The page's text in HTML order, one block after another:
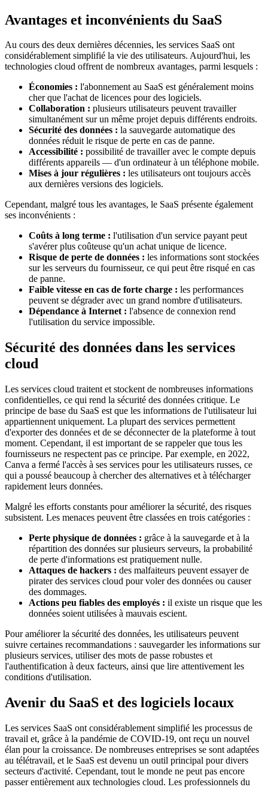
Avantages et inconvénients du SaaS
Au cours des deux dernières décennies, les services SaaS ont
considérablement simplifié la vie des utilisateurs. Aujourd'hui, les
technologies cloud offrent de nombreux avantages, parmi lesquels :
Économies : l'abonnement au SaaS est généralement moins
cher que l'achat de licences pour des logiciels.
Collaboration : plusieurs utilisateurs peuvent travailler
simultanément sur un même projet depuis différents endroits.
Sécurité des données : la sauvegarde automatique des
données réduit le risque de perte en cas de panne.
Accessibilité : possibilité de travailler avec le compte depuis
différents appareils — d'un ordinateur à un téléphone mobile.
Mises à jour régulières : les utilisateurs ont toujours accès
aux dernières versions des logiciels.
Cependant, malgré tous les avantages, le SaaS présente également
ses inconvénients :
Coûts à long terme : l'utilisation d'un service payant peut
s'avérer plus coûteuse qu'un achat unique de licence.
Risque de perte de données : les informations sont stockées
sur les serveurs du fournisseur, ce qui peut être risqué en cas
de panne.
Faible vitesse en cas de forte charge : les performances
peuvent se dégrader avec un grand nombre d'utilisateurs.
Dépendance à Internet : l'absence de connexion rend
l'utilisation du service impossible.
Sécurité des données dans les services
cloud
Les services cloud traitent et stockent de nombreuses informations
confidentielles, ce qui rend la sécurité des données critique. Le
principe de base du SaaS est que les informations de l'utilisateur lui
appartiennent uniquement. La plupart des services permettent
d'exporter des données et de se déconnecter de la plateforme à tout
moment. Cependant, il est important de se rappeler que tous les
fournisseurs ne respectent pas ce principe. Par exemple, en 2022,
Canva a fermé l'accès à ses services pour les utilisateurs russes, ce
qui a poussé beaucoup à chercher des alternatives et à télécharger
rapidement leurs données.
Malgré les efforts constants pour améliorer la sécurité, des risques
subsistent. Les menaces peuvent être classées en trois catégories :
Perte physique de données : grâce à la sauvegarde et à la
répartition des données sur plusieurs serveurs, la probabilité
de perte d'informations est pratiquement nulle.
Attaques de hackers : des malfaiteurs peuvent essayer de
pirater des services cloud pour voler des données ou causer
des dommages.
Actions peu fiables des employés : il existe un risque que les
données soient utilisées à mauvais escient.
Pour améliorer la sécurité des données, les utilisateurs peuvent
suivre certaines recommandations : sauvegarder les informations sur
plusieurs services, utiliser des mots de passe robustes et
l'authentification à deux facteurs, ainsi que lire attentivement les
conditions d'utilisation.
Avenir du SaaS et des logiciels locaux
Les services SaaS ont considérablement simplifié les processus de
travail et, grâce à la pandémie de COVID-19, ont reçu un nouvel
élan pour la croissance. De nombreuses entreprises se sont adaptées
au télétravail, et le SaaS est devenu un outil principal pour divers
secteurs d'activité. Cependant, tout le monde ne peut pas encore
passer entièrement aux technologies cloud. Les professionnels du